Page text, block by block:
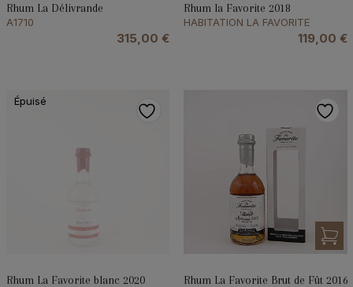
Rhum La Délivrande
A1710
315,00 €
Rhum la Favorite 2018
HABITATION LA FAVORITE
119,00 €
Épuisé
Rhum La Favorite blanc 2020 Rhum La Favorite Brut de Fût 2016